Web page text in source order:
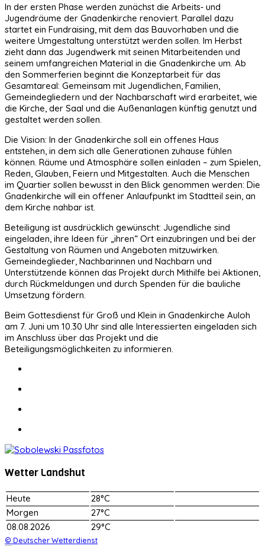
In der ersten Phase werden zunächst die Arbeits‑ und
Jugendräume der Gnadenkirche renoviert. Parallel dazu
startet ein Fundraising, mit dem das Bauvorhaben und die
weitere Umgestaltung unterstützt werden sollen. Im Herbst
zieht dann das Jugendwerk mit seinen Mitarbeitenden und
seinem umfangreichen Material in die Gnadenkirche um. Ab
den Sommerferien beginnt die Konzeptarbeit für das
Gesamtareal: Gemeinsam mit Jugendlichen, Familien,
Gemeindegliedern und der Nachbarschaft wird erarbeitet, wie
die Kirche, der Saal und die Außenanlagen künftig genutzt und
gestaltet werden sollen.
Die Vision: In der Gnadenkirche soll ein offenes Haus
entstehen, in dem sich alle Generationen zuhause fühlen
können. Räume und Atmosphäre sollen einladen – zum Spielen,
Reden, Glauben, Feiern und Mitgestalten. Auch die Menschen
im Quartier sollen bewusst in den Blick genommen werden: Die
Gnadenkirche will ein offener Anlaufpunkt im Stadtteil sein, an
dem Kirche nahbar ist.
Beteiligung ist ausdrücklich gewünscht: Jugendliche sind
eingeladen, ihre Ideen für „ihren“ Ort einzubringen und bei der
Gestaltung von Räumen und Angeboten mitzuwirken.
Gemeindeglieder, Nachbarinnen und Nachbarn und
Unterstützende können das Projekt durch Mithilfe bei Aktionen,
durch Rückmeldungen und durch Spenden für die bauliche
Umsetzung fördern.
Beim Gottesdienst für Groß und Klein in Gnadenkirche Auloh
am 7. Juni um 10.30 Uhr sind alle Interessierten eingeladen sich
im Anschluss über das Projekt und die
Beteiligungsmöglichkeiten zu informieren.
Wetter Landshut
Heute
28°C
Morgen
27°C
08.08.2026
29°C
© Deutscher Wetterdienst